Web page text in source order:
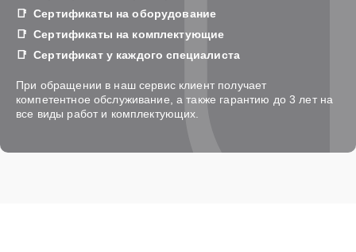
Сертификаты на оборудование
Сертификаты на комплектующие
Сертификат у каждого специалиста
При обращении в наш сервис клиент получает
компетентное обслуживание, а также гарантию до 3 лет на
все виды работ и комплектующих.